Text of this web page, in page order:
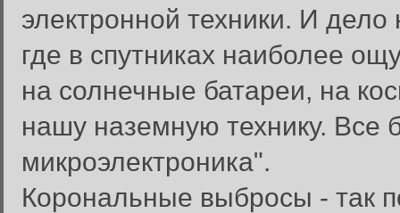
электронной техники. И дело
где в спутниках наиболее
на солнечные батареи, на
нашу наземную технику. Все
микроэлектроника".
Корональные выбросы - так